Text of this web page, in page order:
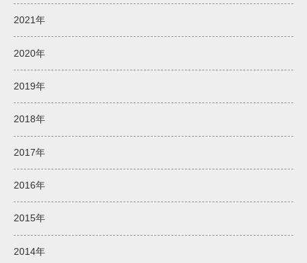
2021年
2020年
2019年
2018年
2017年
2016年
2015年
2014年